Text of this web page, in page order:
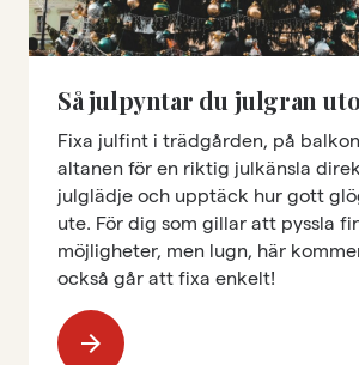
Så julpyntar du julgran
Fixa julfint i trädgården, på
altanen för en riktig julkänsla
julglädje och upptäck hur gott
ute. För dig som gillar att pyssla
möjligheter, men lugn, här
också går att fixa enkelt!
arrow_forward